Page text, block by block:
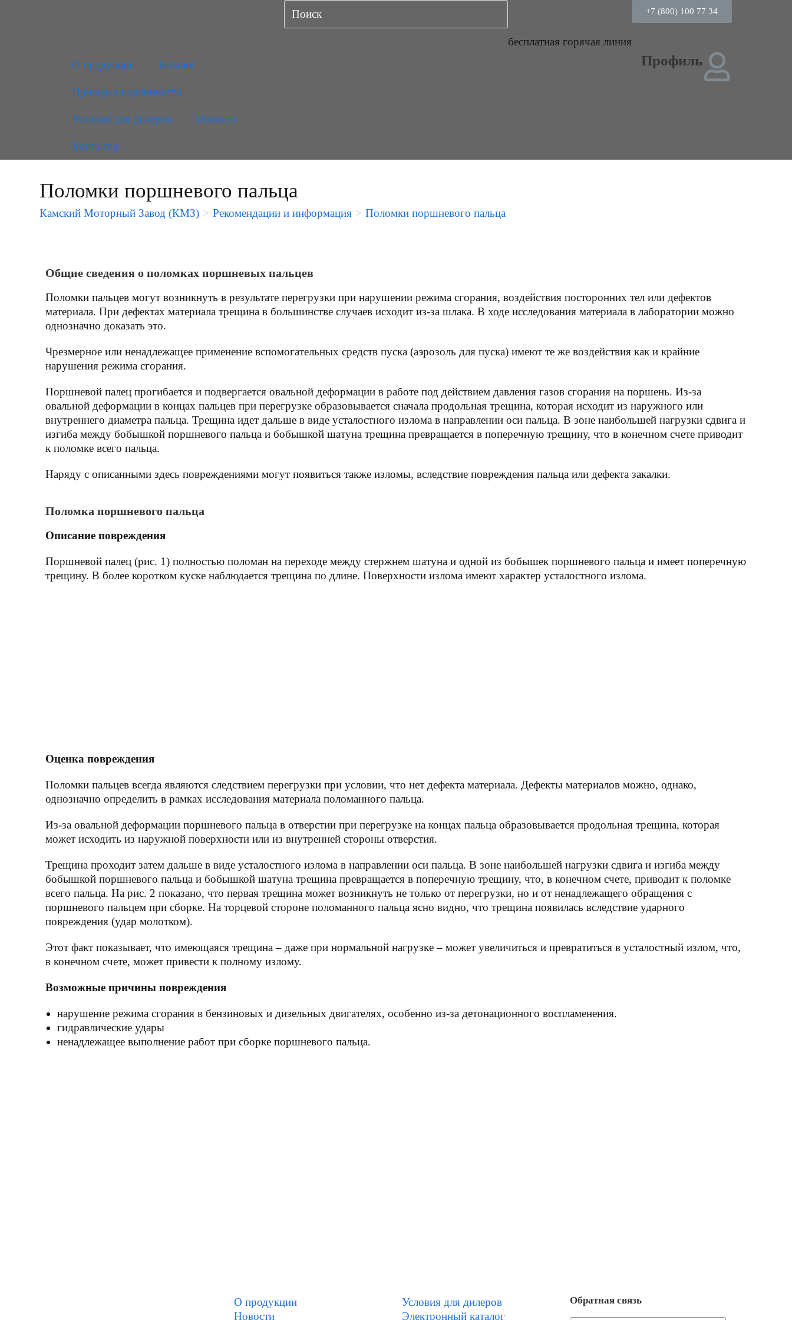
+7 (800) 100 77 34
бесплатная горячая линия
О продукции
Каталог
Проверка подлинности
Условия для дилеров Новости
Контакты
Профиль
Поломки поршневого пальца
Камский Моторный Завод (КМЗ) > Рекомендации и информация > Поломки поршневого пальца
Общие сведения о поломках поршневых пальцев
Поломки пальцев могут возникнуть в результате перегрузки при нарушении режима сгорания, воздействия посторонних тел или дефектов
материала. При дефектах материала трещина в большинстве случаев исходит из-за шлака. В ходе исследования материала в лаборатории можно
однозначно доказать это.
Чрезмерное или ненадлежащее применение вспомогательных средств пуска (аэрозоль для пуска) имеют те же воздействия как и крайние
нарушения режима сгорания.
Поршневой палец прогибается и подвергается овальной деформации в работе под действием давления газов сгорания на поршень. Из-за
овальной деформации в концах пальцев при перегрузке образовывается сначала продольная трещина, которая исходит из наружного или
внутреннего диаметра пальца. Трещина идет дальше в виде усталостного излома в направлении оси пальца. В зоне наибольшей нагрузки сдвига и
изгиба между бобышкой поршневого пальца и бобышкой шатуна трещина превращается в поперечную трещину, что в конечном счете приводит
к поломке всего пальца.
Наряду с описанными здесь повреждениями могут появиться также изломы, вследствие повреждения пальца или дефекта закалки.
Поломка поршневого пальца
Описание повреждения
Поршневой палец (рис. 1) полностью поломан на переходе между стержнем шатуна и одной из бобышек поршневого пальца и имеет поперечную
трещину. В более коротком куске наблюдается трещина по длине. Поверхности излома имеют характер усталостного излома.
Оценка повреждения
Поломки пальцев всегда являются следствием перегрузки при условии, что нет дефекта материала. Дефекты материалов можно, однако,
однозначно определить в рамках исследования материала поломанного пальца.
Из-за овальной деформации поршневого пальца в отверстии при перегрузке на концах пальца образовывается продольная трещина, которая
может исходить из наружной поверхности или из внутренней стороны отверстия.
Трещина проходит затем дальше в виде усталостного излома в направлении оси пальца. В зоне наибольшей нагрузки сдвига и изгиба между
бобышкой поршневого пальца и бобышкой шатуна трещина превращается в поперечную трещину, что, в конечном счете, приводит к поломке
всего пальца. На рис. 2 показано, что первая трещина может возникнуть не только от перегрузки, но и от ненадлежащего обращения с
поршневого пальцем при сборке. На торцевой стороне поломанного пальца ясно видно, что трещина появилась вследствие ударного
повреждения (удар молотком).
Этот факт показывает, что имеющаяся трещина – даже при нормальной нагрузке – может увеличиться и превратиться в усталостный излом, что,
в конечном счете, может привести к полному излому.
Возможные причины повреждения
нарушение режима сгорания в бензиновых и дизельных двигателях, особенно из-за детонационного воспламенения.
гидравлические удары
ненадлежащее выполнение работ при сборке поршневого пальца.
О продукции
Новости
Условия для дилеров
Электронный каталог
Обратная связь